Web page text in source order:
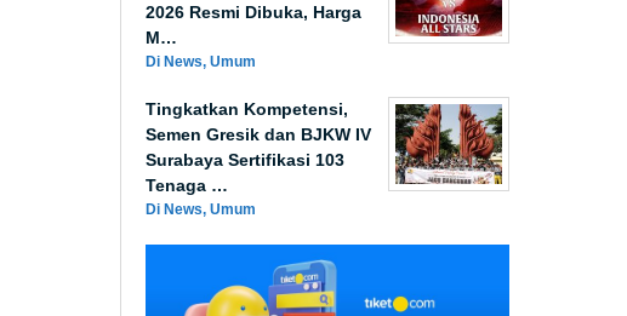
2026 Resmi Dibuka, Harga
M…
Di News, Umum
Tingkatkan Kompetensi,
Semen Gresik dan BJKW IV
Surabaya Sertifikasi 103
Tenaga …
Di News, Umum